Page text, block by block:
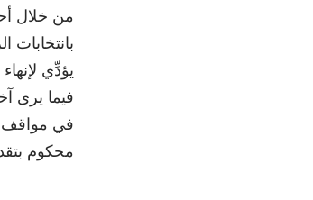
من خلال
يؤدِّي
فيما يرى
في مواقف
محكوم